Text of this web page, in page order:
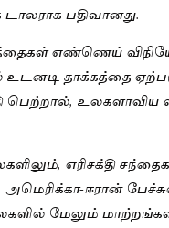
பதிவானது.
எண்ணெய்
தாக்கத்தை
உலகளாவிய
எரிசக்தி
அமெரிக்கா-ஈரான்
மேலும்